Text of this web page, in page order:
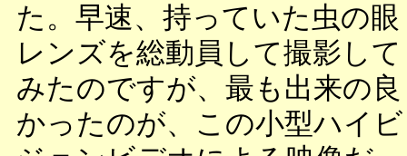
た。早速、持っていた虫の眼
レンズを総動員して撮影して
みたのですが、最も出来の良
かったのが、この小型ハイビ